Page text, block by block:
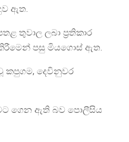
ඇත.
තුවාල ලබා ප්‍රතිකාර
පසු මියගොස් ඇත.
කපුගම, දෙවිනුවර
ගෙන ඇති බව පොලීසිය